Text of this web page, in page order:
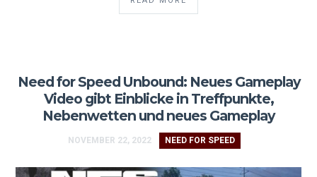
Need for Speed Unbound: Neues Gameplay
Video gibt Einblicke in Treffpunkte,
Nebenwetten und neues Gameplay
NOVEMBER 22, 2022 NEED FOR SPEED